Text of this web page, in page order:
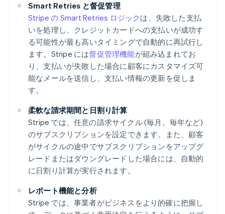
Smart Retries と督促管理
Stripe の Smart Retries ロジックは、失敗した支払
いを処理し、クレジットカードへの支払いが成功す
る可能性が最も高いタイミングで自動的に再試行し
ます。Stripe には督促管理機能が組み込まれてお
り、支払いが失敗した場合に顧客にカスタマイズ可
能なメールを送信し、支払い情報の更新を促しま
す。
柔軟な請求期間と日割り計算
Stripe では、任意の請求サイクル (毎月、毎年など)
のサブスクリプションを設定できます。また、顧客
がサイクルの途中でサブスクリプションをアップグ
レードまたはダウングレードした場合には、自動的
に日割り計算が実行されます。
レポート機能と分析
Stripe では、事業者がビジネスをより的確に把握し